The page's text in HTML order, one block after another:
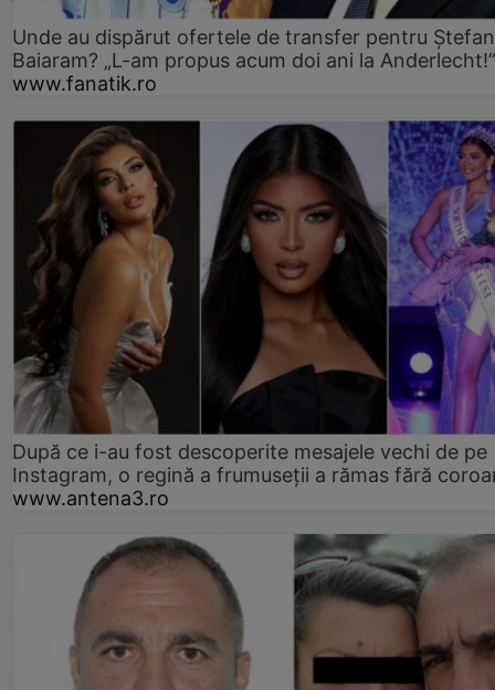
Unde au dispărut ofertele de transfer pentru Ștefan
Baiaram? „L-am propus acum doi ani la Anderlecht!”
www.fanatik.ro
După ce i-au fost descoperite mesajele vechi de pe
Instagram, o regină a frumuseții a rămas fără
www.antena3.ro